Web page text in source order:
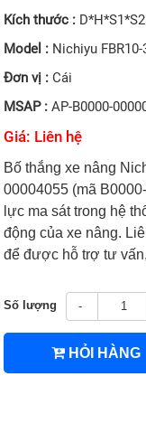
Kích thước :
Model : Nichiyu
Đơn vị :Cái
MSAP :AP-B0000-
Giá: Liên hệ
Bố thắng xe nâng
00004055 (mã
lực ma sát trong hệ
động của xe nâng.
để được hỗ trợ tư
Số lượng -
HỎI HÀNG